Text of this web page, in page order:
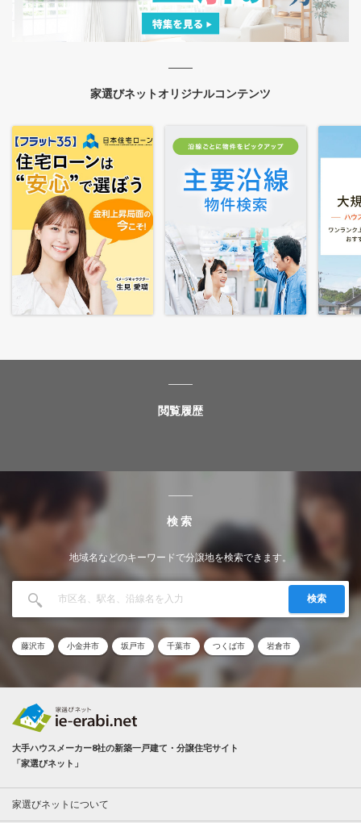
家選びネットオリジナルコンテンツ
閲覧履歴
検索
地域名などのキーワードで分譲地を検索できます。
検索
藤沢市 小金井市 坂戸市 千葉市 つくば市 岩倉市
大手ハウスメーカー8社の新築一戸建て・分譲住宅サイト
「家選びネット」
家選びネットについて